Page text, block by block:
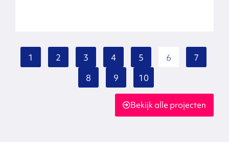
1 2 3 4 5 6
7
8
9 10
Bekijk alle projecten